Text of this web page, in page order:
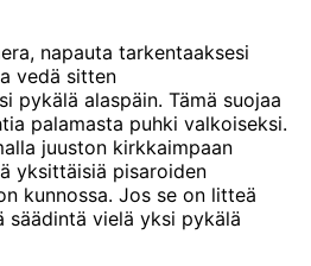
napauta tarkentaaksesi
vedä sitten
pykälä alaspäin. Tämä suojaa
palamasta puhki valkoiseksi.
juuston kirkkaimpaan
yksittäisiä pisaroiden
kunnossa. Jos se on litteä
säädintä vielä yksi pykälä